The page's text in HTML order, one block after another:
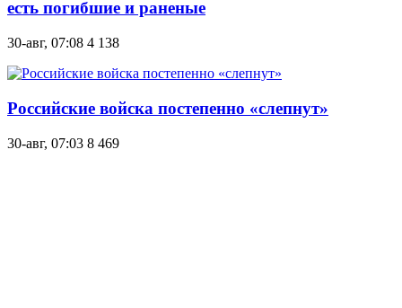
есть погибшие и раненые
30-авг, 07:08 4 138
Российские войска постепенно «слепнут»
30-авг, 07:03 8 469